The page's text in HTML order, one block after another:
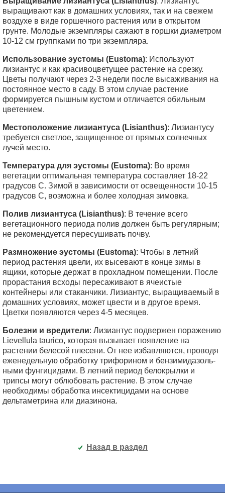
выращивают как в домашних условиях, так и на свежем
воздухе в виде горшечного растения или в открытом
грунте. Молодые экземпляры сажают в горшки диаметром
10-12 см группками по три экземпляра.
Использование эустомы (Eustoma): Используют
лизиантус и как красивоцветущее растение на срезку.
Цветы получают через 2-3 недели после высаживания на
постоянное место в саду. В этом случае растение
формируется пышным кустом и отличается обильным
цветением.
Местоположение лизиантуса (Lisianthus): Лизиантусу
требуется светлое, защищенное от прямых солнечных
лучей место.
Температура для эустомы (Eustoma): Во время
вегетации оптимальная температура составляет 18-22
градусов С. Зимой в зависимости от освещенности 10-15
градусов С, возможна и более холодная зимовка.
Полив лизиантуса (Lisianthus): В течение всего
вегетационного периода полив должен быть регулярным;
не рекомендуется пересушивать почву.
Размножение эустомы (Eustoma): Чтобы в летний
период растения цвели, их высевают в конце зимы в
ящики, которые держат в прохладном помещении. После
прорастания всходы пересаживают в ячеистые
контейнеры или стаканчики. Лизиантус, выращиваемый в
домашних условиях, может цвести и в другое время.
Цветки появляются через 4-5 месяцев.
Болезни и вредители: Лизиантус подвержен поражению
Lievellula taurico, которая вызывает появление на
растении белесой плесени. От нее избавляются, проводя
еженедельную обработку трифорином и бензимидазоль-
ными фунгицидами. В летний период белокрылки и
трипсы могут облюбовать растение. В этом случае
необходимы обработка инсектицидами на основе
дельтаметрина или диазинона.
Назад в раздел